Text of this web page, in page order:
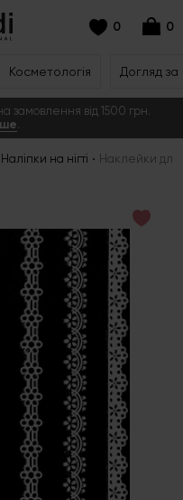
0 0
Косметологія Догляд
замовлення від 1500 грн.
.
Наліпки на нігті Наклейки для